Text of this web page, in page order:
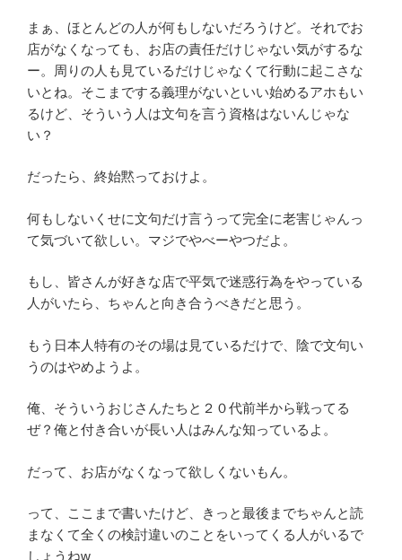
まぁ、ほとんどの人が何もしないだろうけど。それでお
店がなくなっても、お店の責任だけじゃない気がするな
ー。周りの人も見ているだけじゃなくて行動に起こさな
いとね。そこまでする義理がないといい始めるアホもい
るけど、そういう人は文句を言う資格はないんじゃな
い？
だったら、終始黙っておけよ。
何もしないくせに文句だけ言うって完全に老害じゃんっ
て気づいて欲しい。マジでやべーやつだよ。
もし、皆さんが好きな店で平気で迷惑行為をやっている
人がいたら、ちゃんと向き合うべきだと思う。
もう日本人特有のその場は見ているだけで、陰で文句い
うのはやめようよ。
俺、そういうおじさんたちと２０代前半から戦ってる
ぜ？俺と付き合いが長い人はみんな知っているよ。
だって、お店がなくなって欲しくないもん。
って、ここまで書いたけど、きっと最後までちゃんと読
まなくて全くの検討違いのことをいってくる人がいるで
しょうねw